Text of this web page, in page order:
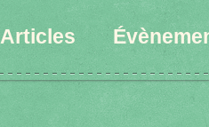
Articles